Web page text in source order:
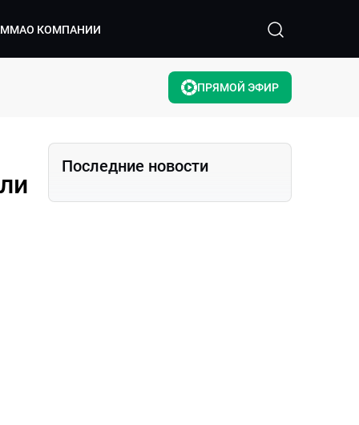
О КОМПАНИИ
ПРЯМОЙ ЭФИР
Последние новости